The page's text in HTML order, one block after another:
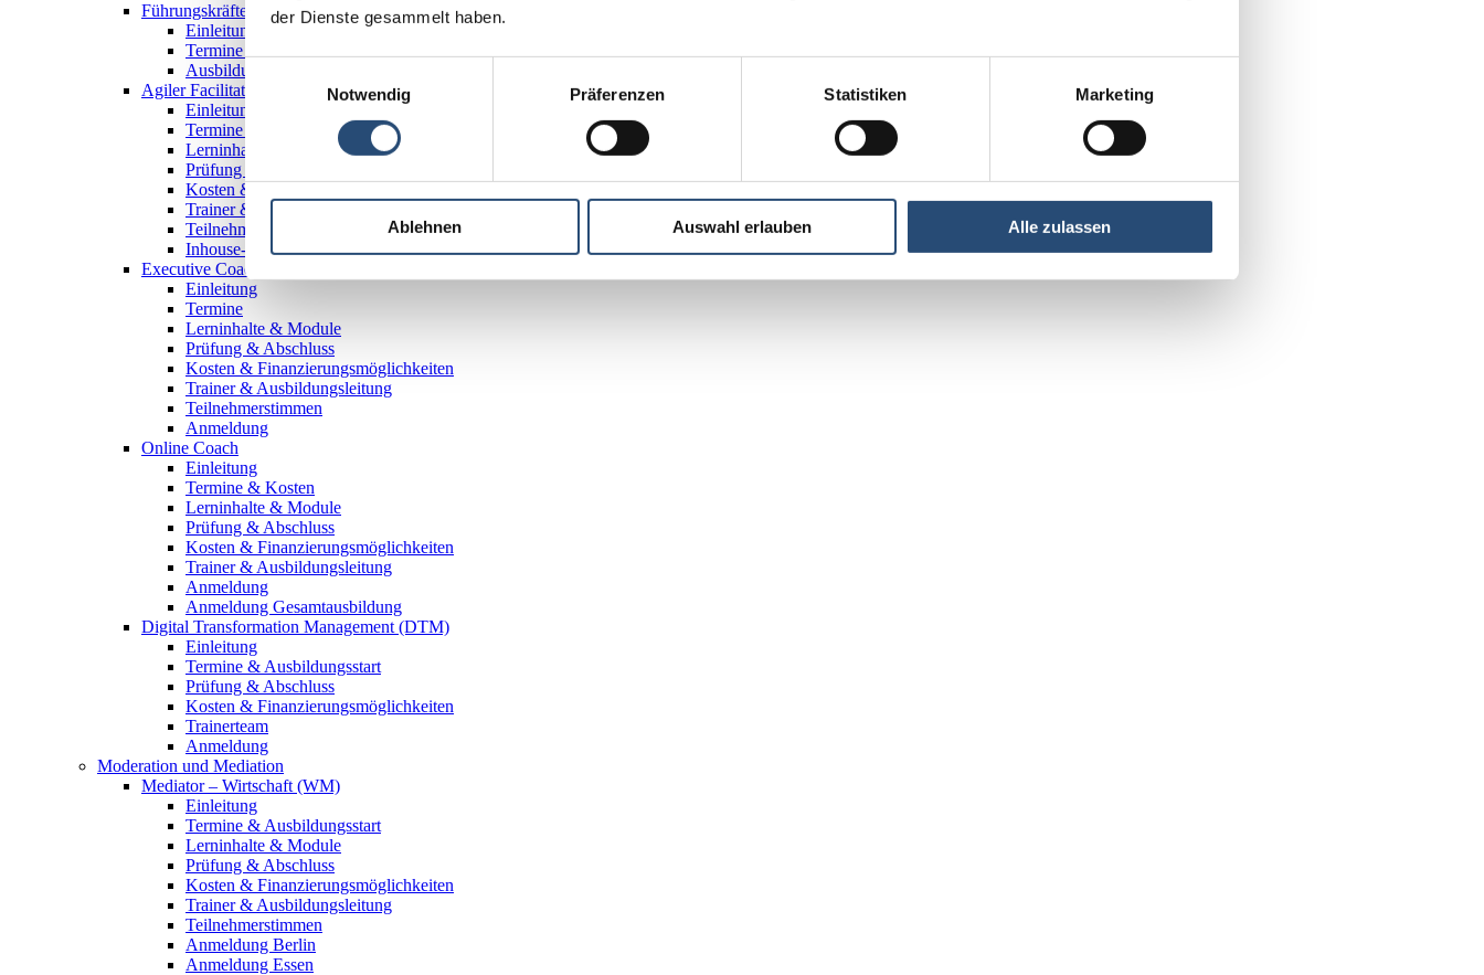
der Dienste gesammelt haben.
Notwendig
Präferenzen Statistiken Marketing
Ablehnen Auswahl erlauben Alle zulassen
Führungskräftetraining - Führung 4.0
Einleitung
Termine & Kosten
Ausbildungstrainer
Agiler Facilitator
Einleitung
Termine & Ausbildungsstart
Lerninhalte & Module
Prüfung & Abschluss
Kosten & Finanzierungsmöglichkeiten
Trainer & Ausbildungsleitung
Teilnehmerstimmen
Inhouse-Ausbildung
Executive Coaching (BC)
Einleitung
Termine
Lerninhalte & Module
Prüfung & Abschluss
Kosten & Finanzierungsmöglichkeiten
Trainer & Ausbildungsleitung
Teilnehmerstimmen
Anmeldung
Online Coach
Einleitung
Termine & Kosten
Lerninhalte & Module
Prüfung & Abschluss
Kosten & Finanzierungsmöglichkeiten
Trainer & Ausbildungsleitung
Anmeldung
Anmeldung Gesamtausbildung
Digital Transformation Management (DTM)
Einleitung
Termine & Ausbildungsstart
Prüfung & Abschluss
Kosten & Finanzierungsmöglichkeiten
Trainerteam
Anmeldung
Moderation und Mediation
Mediator – Wirtschaft (WM)
Einleitung
Termine & Ausbildungsstart
Lerninhalte & Module
Prüfung & Abschluss
Kosten & Finanzierungsmöglichkeiten
Trainer & Ausbildungsleitung
Teilnehmerstimmen
Anmeldung Berlin
Anmeldung Essen